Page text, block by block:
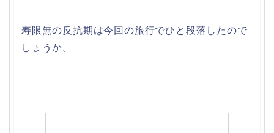
寿限無の反抗期は今回の旅行でひと段落したので
しょうか。